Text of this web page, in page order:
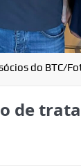
do BTC/
de